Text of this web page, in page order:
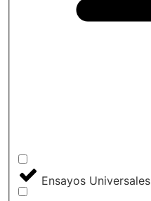
Ensayos Universales